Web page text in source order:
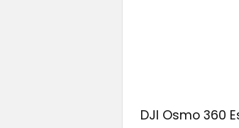
DJI Osmo 360